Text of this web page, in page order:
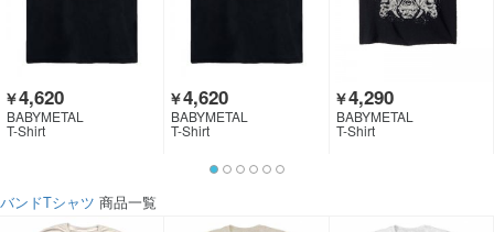
￥4,620
BABYMETAL
T-Shirt
￥4,620
BABYMETAL
T-Shirt
￥4,290
BABYMETAL
T-Shirt
バンドTシャツ 商品一覧